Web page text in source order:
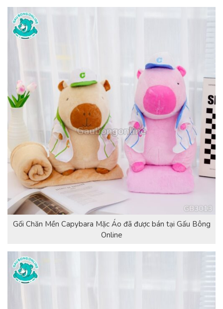
Gối Chăn Mền Capybara Mặc Áo đã được bán tại Gấu Bông
Online